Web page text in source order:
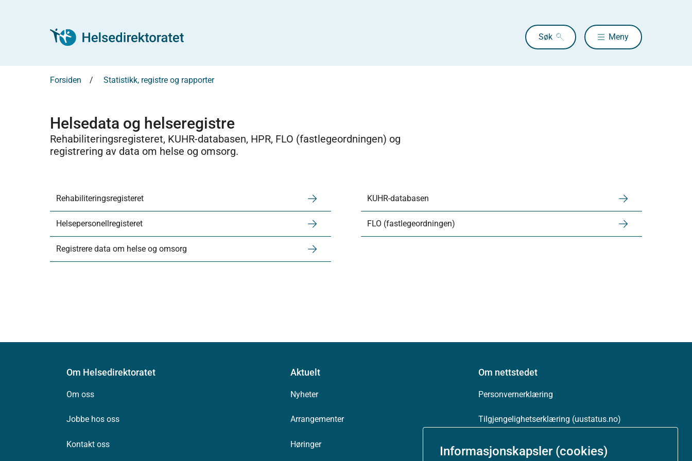
Informasjonskapsler (cookies)
Søk Meny
Forsiden Statistikk, registre og rapporter
Helsedata og helseregistre
Rehabiliteringsregisteret, KUHR-databasen, HPR, FLO (fastlegeordningen) og
registrering av data om helse og omsorg.
Rehabiliteringsregisteret KUHR-databasen
Helsepersonellregisteret FLO (fastlegeordningen)
Registrere data om helse og omsorg
Om Helsedirektoratet
Om oss
Jobbe hos oss
Kontakt oss
Aktuelt
Nyheter
Arrangementer
Høringer
Om nettstedet
Personvernerklæring
Tilgjengelighetserklæring (uustatus.no)
Besøksstatistikk og informasjonskapsler